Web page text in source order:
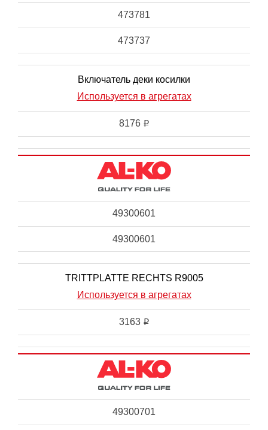
473781
473737
Включатель деки косилки
Используется в агрегатах
8176 i
49300601
49300601
TRITTPLATTE RECHTS R9005
Используется в агрегатах
3163 i
49300701